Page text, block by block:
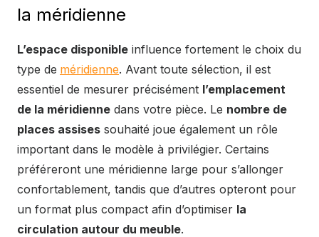
la méridienne
L’espace disponible influence fortement le choix du
type de méridienne. Avant toute sélection, il est
essentiel de mesurer précisément l’emplacement
de la méridienne dans votre pièce. Le nombre de
places assises souhaité joue également un rôle
important dans le modèle à privilégier. Certains
préféreront une méridienne large pour s’allonger
confortablement, tandis que d’autres opteront pour
un format plus compact afin d’optimiser la
circulation autour du meuble.